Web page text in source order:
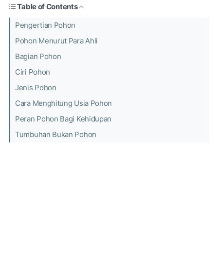
Table of Contents
Pengertian Pohon
Pohon Menurut Para Ahli
Bagian Pohon
Ciri Pohon
Jenis Pohon
Cara Menghitung Usia Pohon
Peran Pohon Bagi Kehidupan
Tumbuhan Bukan Pohon